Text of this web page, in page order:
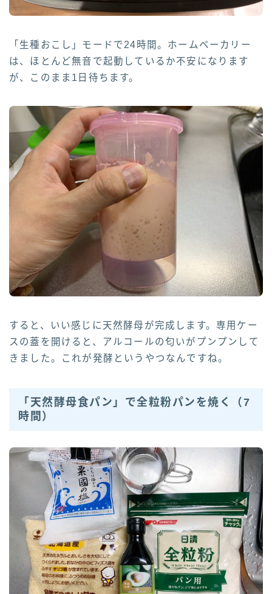
「生種おこし」モードで24時間。ホームベーカリー
は、ほとんど無音で起動しているか不安になります
が、このまま1日待ちます。
すると、いい感じに天然酵母が完成します。専用ケー
スの蓋を開けると、アルコールの匂いがプンプンして
きました。これが発酵というやつなんですね。
「天然酵母食パン」で全粒粉パンを焼く（7
時間）